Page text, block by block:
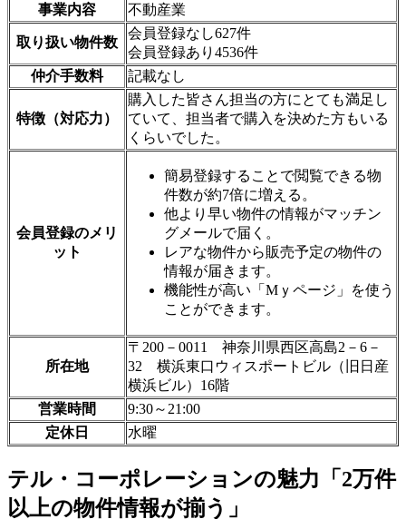
事業内容
不動産業
取り扱い物件数
会員登録なし627件
会員登録あり4536件
仲介手数料
記載なし
特徴（対応力）
購入した皆さん担当の方にとても満足し
ていて、担当者で購入を決めた方もいる
くらいでした。
会員登録のメリ
ット
簡易登録することで閲覧できる物
件数が約7倍に増える。
他より早い物件の情報がマッチン
グメールで届く。
レアな物件から販売予定の物件の
情報が届きます。
機能性が高い「Mｙページ」を使う
ことができます。
所在地
〒200－0011 神奈川県西区高島2－6－
32 横浜東口ウィスポートビル（旧日産
横浜ビル）16階
営業時間
9:30～21:00
定休日
水曜
テル・コーポレーションの魅力「2万件
以上の物件情報が揃う」